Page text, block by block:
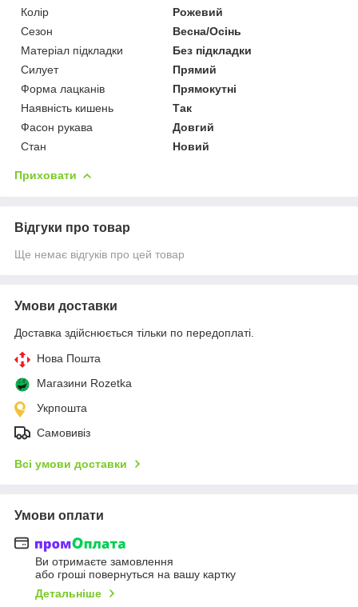
Колір
Рожевий
Сезон
Весна/Осінь
Матеріал підкладки
Без підкладки
Силует
Прямий
Форма лацканів
Прямокутні
Наявність кишень
Так
Фасон рукава
Довгий
Стан
Новий
Приховати
Відгуки про товар
Ще немає відгуків про цей товар
Умови доставки
Доставка здійснюється тільки по передоплаті.
Нова Пошта
Магазини Rozetka
Укрпошта
Самовивіз
Всі умови доставки
Умови оплати
Ви отримаєте замовлення
або гроші повернуться на вашу картку
Детальніше